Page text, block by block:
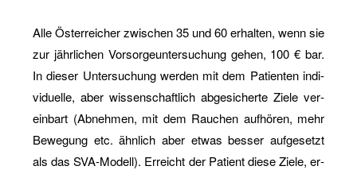
Alle Ös­ter­rei­cher zwi­schen 35 und 60 er­hal­ten, wenn sie
zur jähr­li­chen Vor­sor­ge­un­ter­su­chung gehen, 100 € bar.
In die­ser Un­ter­su­chung wer­den mit dem Pa­ti­en­ten in­di­
vi­du­el­le, aber wis­sen­schaft­lich ab­ge­si­cher­te Ziele ver­
ein­bart (Ab­neh­men, mit dem Rau­chen auf­hö­ren, mehr
Be­we­gung etc. ähn­lich aber etwas bes­ser auf­ge­setzt
als das SVA-Mo­dell). Er­reicht der Pa­ti­ent diese Ziele, er­